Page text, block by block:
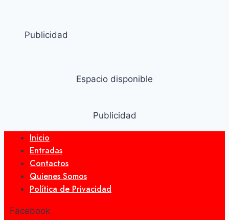
Publicidad
Espacio disponible
Publicidad
Inicio
Entradas
Contactos
Quienes Somos
Política de Privacidad
Facebook